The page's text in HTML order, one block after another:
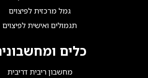
גמל מרכזית לפיצוים
תגמולים ואישית לפיצוים
כלים
מחשבון ריבית דריבית